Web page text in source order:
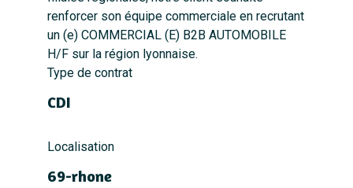
renforcer son équipe commerciale en recrutant
un (e) COMMERCIAL (E) B2B AUTOMOBILE
H/F sur la région lyonnaise.
Type de contrat
CDI
Localisation
69-rhone